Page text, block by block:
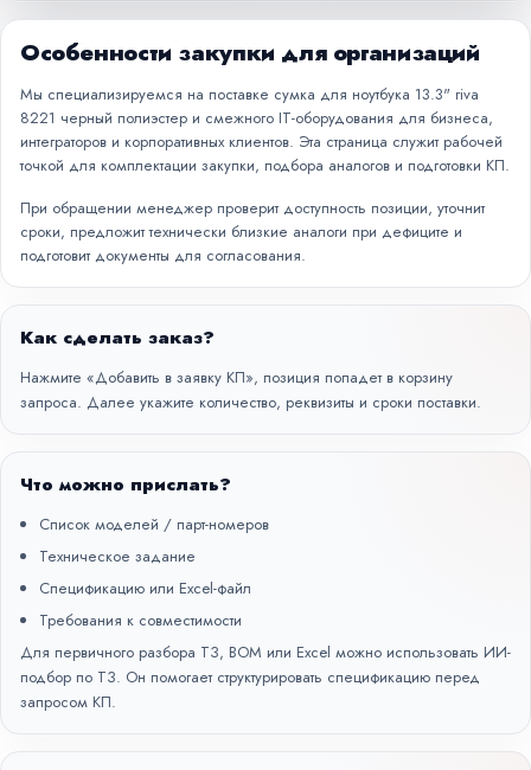
Особенности закупки для организаций
Мы специализируемся на поставке сумка для ноутбука 13.3" riva
8221 черный полиэстер и смежного IT-оборудования для бизнеса,
интеграторов и корпоративных клиентов. Эта страница служит рабочей
точкой для комплектации закупки, подбора аналогов и подготовки КП.
При обращении менеджер проверит доступность позиции, уточнит
сроки, предложит технически близкие аналоги при дефиците и
подготовит документы для согласования.
Как сделать заказ?
Нажмите «Добавить в заявку КП», позиция попадет в корзину
запроса. Далее укажите количество, реквизиты и сроки поставки.
Что можно прислать?
Список моделей / парт-номеров
Техническое задание
Спецификацию или Excel-файл
Требования к совместимости
Для первичного разбора ТЗ, BOM или Excel можно использовать ИИ-
подбор по ТЗ. Он помогает структурировать спецификацию перед
запросом КП.